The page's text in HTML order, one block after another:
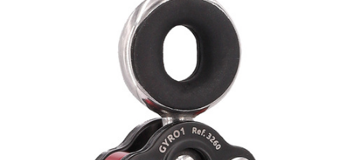
TAUBREMS OG KLATRESYSTEMER
SELER OG TILBEHØR
KOBLINGER OG KARABINER TIL RIGGING
NEDFIRINGSBREMSER
ARBEIDSTØY OG VERNEUTSTYR
FØRSTEHJELPSPAKKE
BAGGER, LYKTER, FELLINGSUTSTYR